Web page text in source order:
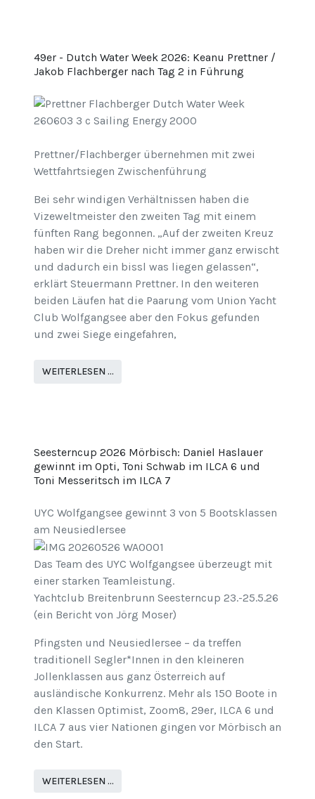
49er - Dutch Water Week 2026: Keanu Prettner /
Jakob Flachberger nach Tag 2 in Führung
Prettner/Flachberger übernehmen mit zwei
Wettfahrtsiegen Zwischenführung
Bei sehr windigen Verhältnissen haben die
Vizeweltmeister den zweiten Tag mit einem
fünften Rang begonnen. „Auf der zweiten Kreuz
haben wir die Dreher nicht immer ganz erwischt
und dadurch ein bissl was liegen gelassen“,
erklärt Steuermann Prettner. In den weiteren
beiden Läufen hat die Paarung vom Union Yacht
Club Wolfgangsee aber den Fokus gefunden
und zwei Siege eingefahren,
WEITERLESEN …
Seesterncup 2026 Mörbisch: Daniel Haslauer
gewinnt im Opti, Toni Schwab im ILCA 6 und
Toni Messeritsch im ILCA 7
UYC Wolfgangsee gewinnt 3 von 5 Bootsklassen
am Neusiedlersee
Das Team des UYC Wolfgangsee überzeugt mit
einer starken Teamleistung.
Yachtclub Breitenbrunn Seesterncup 23.-25.5.26
(ein Bericht von Jörg Moser)
Pfingsten und Neusiedlersee – da treffen
traditionell Segler*Innen in den kleineren
Jollenklassen aus ganz Österreich auf
ausländische Konkurrenz. Mehr als 150 Boote in
den Klassen Optimist, Zoom8, 29er, ILCA 6 und
ILCA 7 aus vier Nationen gingen vor Mörbisch an
den Start.
WEITERLESEN …